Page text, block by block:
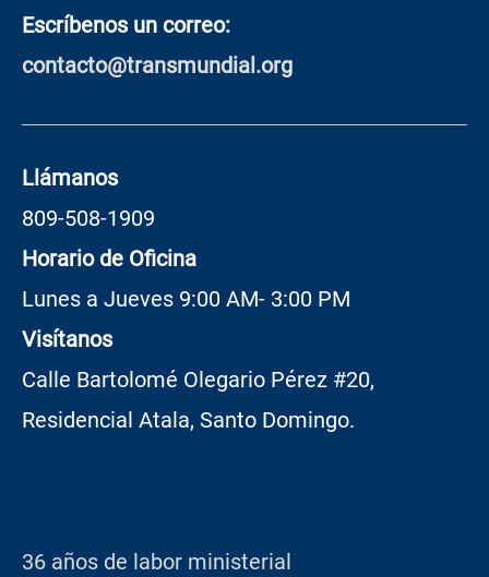
Escríbenos un correo:
contacto@transmundial.org
Llámanos
809-508-1909
Horario de Oficina
Lunes a Jueves 9:00 AM- 3:00 PM
Visítanos
Calle Bartolomé Olegario Pérez #20,
Residencial Atala, Santo Domingo.
36 años de labor ministerial